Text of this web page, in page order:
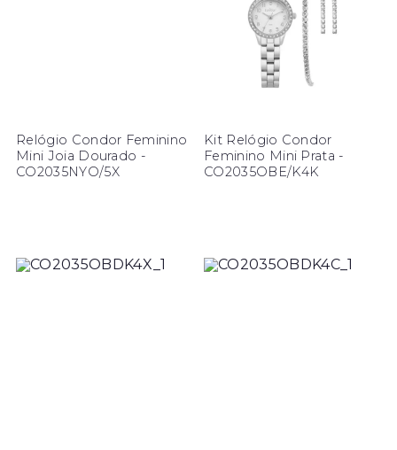
Relógio Condor Feminino
Mini Joia Dourado -
CO2035NYO/5X
Kit Relógio Condor
Feminino Mini Prata -
CO2035OBE/K4K